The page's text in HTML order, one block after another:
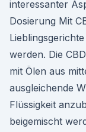
interessanter
Dosierung Mit
werden. Die
mit Ölen aus
ausgleichende
Flüssigkeit
beigemischt